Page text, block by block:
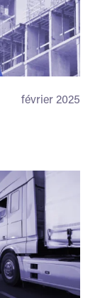
février 2025